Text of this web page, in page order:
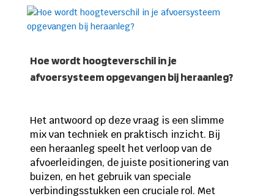
Hoe wordt hoogteverschil in je
afvoersysteem opgevangen bij heraanleg?
Het antwoord op deze vraag is een slimme
mix van techniek en praktisch inzicht. Bij
een heraanleg speelt het verloop van de
afvoerleidingen, de juiste positionering van
buizen, en het gebruik van speciale
verbindingsstukken een cruciale rol. Met